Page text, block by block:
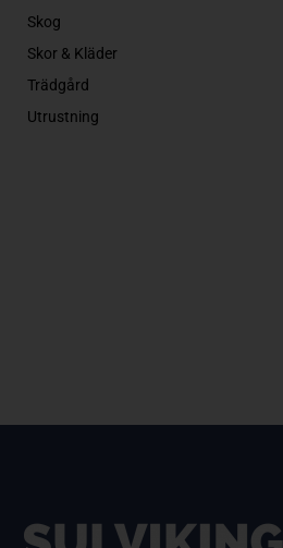
Skog
Skor & Kläder
Trädgård
Utrustning